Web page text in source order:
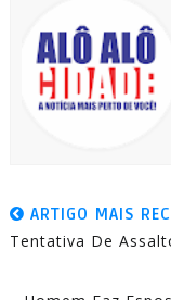
ARTIGO MAIS
Tentativa De